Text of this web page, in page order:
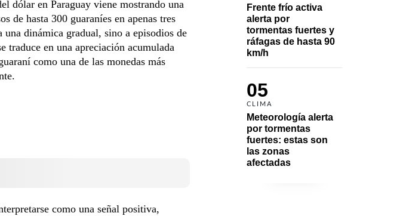
Frente frío activa
alerta por
tormentas fuertes y
ráfagas de hasta 90
km/h
05
CLIMA
Meteorología alerta
por tormentas
fuertes: estas son
las zonas
afectadas
dólar en Paraguay viene mostrando una
de hasta 300 guaraníes en apenas tres
dinámica gradual, sino a episodios de
traduce en una apreciación acumulada
como una de las monedas más
como una señal positiva,